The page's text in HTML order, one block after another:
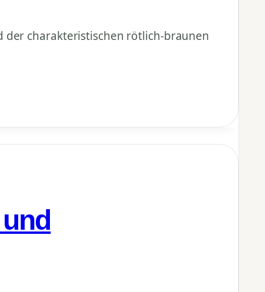
der charakteristischen rötlich-braunen